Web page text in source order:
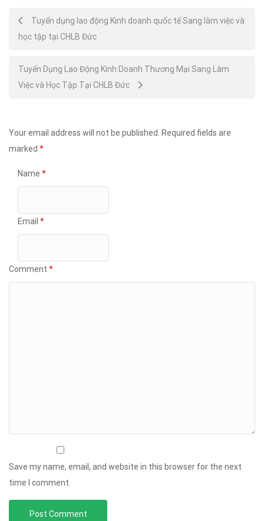
Post
navigation
Tuyển dụng lao động Kinh doanh quốc tế Sang làm việc và
học tập tại CHLB Đức
Tuyển Dụng Lao Động Kinh Doanh Thương Mại Sang Làm
Việc và Học Tập Tại CHLB Đức
Your email address will not be published.
Required fields are
marked *
Name *
Email *
Comment *
Save my name, email, and website in this browser for the next
time I comment.